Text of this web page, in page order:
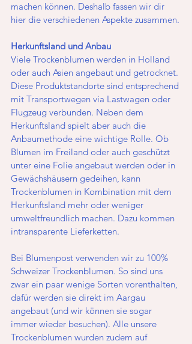
machen können. Deshalb fassen wir dir
hier die verschiedenen Aspekte zusammen.
Herkunftsland und Anbau
Viele Trockenblumen werden in Holland
oder auch Asien angebaut und getrocknet.
Diese Produktstandorte sind entsprechend
mit Transportwegen via Lastwagen oder
Flugzeug verbunden. Neben dem
Herkunftsland spielt aber auch die
Anbaumethode eine wichtige Rolle. Ob
Blumen im Freiland oder auch geschützt
unter eine Folie angebaut werden oder in
Gewächshäusern gedeihen, kann
Trockenblumen in Kombination mit dem
Herkunftsland mehr oder weniger
umweltfreundlich machen. Dazu kommen
intransparente Lieferketten.
Bei Blumenpost verwenden wir zu 100%
Schweizer Trockenblumen. So sind uns
zwar ein paar wenige Sorten vorenthalten,
dafür werden sie direkt im Aargau
angebaut (und wir können sie sogar
immer wieder besuchen). Alle unsere
Trockenblumen wurden zudem auf